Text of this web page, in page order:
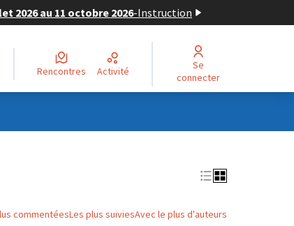
2026 au 11 octobre 2026-Instruction
Rencontres Activité
Se
connecter
commentéesLes plus suiviesAvec le plus d'auteurs